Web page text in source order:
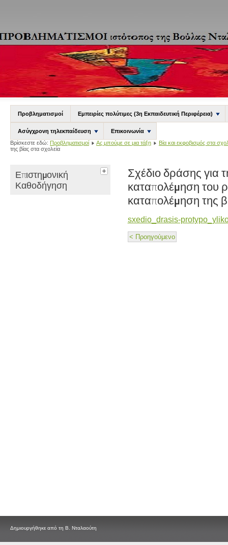
Προβληματισμοί Εμπειρίες πολύτιμες (3η Εκπαιδευτική Περιφέρεια)
Ασύγχρονη τηλεκπαίδευση
Επικοινωνία
Βρίσκεστε εδώ: Προβληματισμοί Ας μπούμε σε μια τάξη
Βία και εκφοβισμός στα
της βίας στα σχολεία
Επιστημονική
Καθοδήγηση
Σχέδιο δράσης για
καταπολέμηση του
καταπολέμηση της
sxedio_drasis-
< Προηγούμενο
Δημιουργήθηκε από τη Β. Νταλαούτη